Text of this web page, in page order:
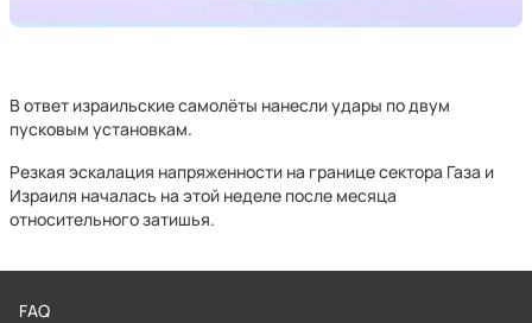
В ответ израильские самолёты нанесли удары по двум
пусковым установкам.
Резкая эскалация напряженности на границе сектора Газа и
Израиля началась на этой неделе после месяца
относительного затишья.
FAQ